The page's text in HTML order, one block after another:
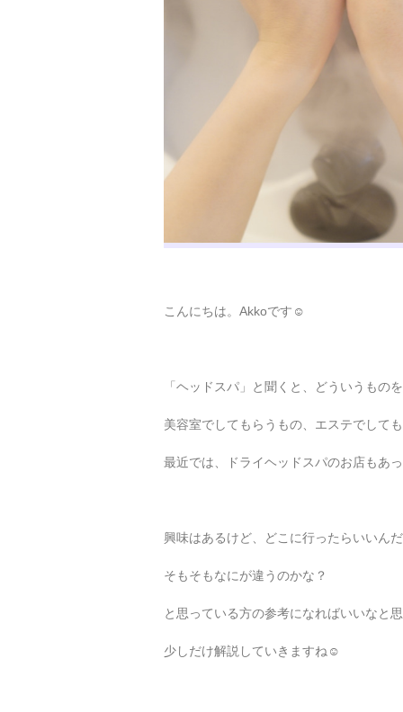
こんにちは。Akkoです☺︎
「ヘッドスパ」と聞くと、どういうもの
美容室でしてもらうもの、エステでして
最近では、ドライヘッドスパのお店もあ
興味はあるけど、どこに行ったらいいん
そもそもなにが違うのかな？
と思っている方の参考になればいいなと
少しだけ解説していきますね☺︎